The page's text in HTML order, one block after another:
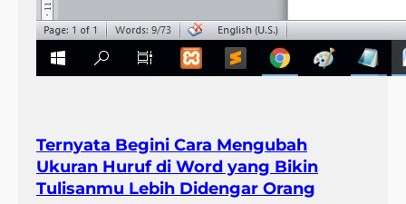
Ternyata Begini Cara Mengubah
Ukuran Huruf di Word yang Bikin
Tulisanmu Lebih Didengar Orang